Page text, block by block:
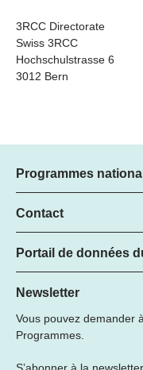
3RCC Directorate
Swiss 3RCC
Hochschulstrasse 6
3012 Bern
Programmes
Vous trouverez ici des
nationaux de recherche
Tous les PNR
Contact
Manager du programme
Dr. Marjory Hunt, FNS
Tél.: +
22
Portail de données
Vous trouverez ici la
PNR 79 et les subsides
Recherche de projets
Newsletter
Vous pouvez demander
Programmes.